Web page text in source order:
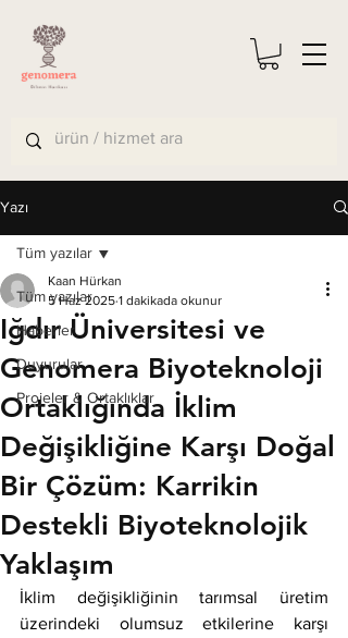
Yazı
Tüm yazılar
Haberler
Duyurular
Projeler & Ortaklıklar
Tüm yazılar
Iğdır Üniversitesi ve
Genomera Biyoteknoloji
Ortaklığında İklim
Değişikliğine Karşı Doğal
Bir Çözüm: Karrikin
Destekli Biyoteknolojik
Yaklaşım
Kaan Hürkan
5 Haz 2025 1 dakikada okunur
İklim değişikliğinin tarımsal üretim
üzerindeki olumsuz etkilerine karşı